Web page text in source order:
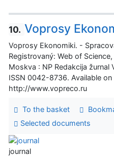
10. Voprosy
Voprosy Ekonomiki. -
Registrovaný: Web of
Moskva : NP Redakcija
ISSN 0042-8736. Available on
http://www.vopreco.ru
To the basket
Selected documents
journal